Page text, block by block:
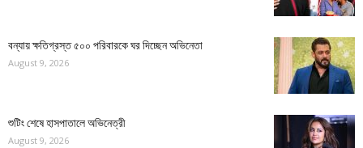
বন্যায় ক্ষতিগ্রস্ত ৫০০ পরিবারকে ঘর দিচ্ছেন অভিনেতা
August 9, 2026
শুটিং শেষে হাসপাতালে অভিনেত্রী
August 9, 2026